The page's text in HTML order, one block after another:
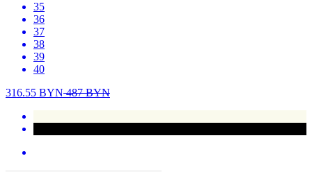
35
36
37
38
39
40
316.55 BYN487BYN